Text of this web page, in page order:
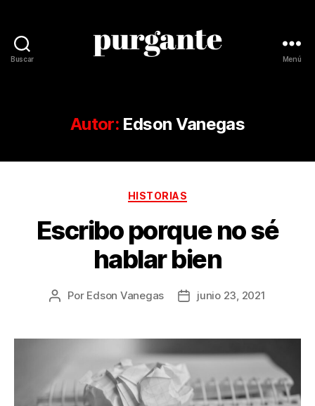
Buscar Menú
Autor: Edson Vanegas
Categorías
HISTORIAS
Escribo porque no sé
hablar bien
Autor
publicación
Por Edson Vanegas
Fecha
publicación
junio 23, 2021